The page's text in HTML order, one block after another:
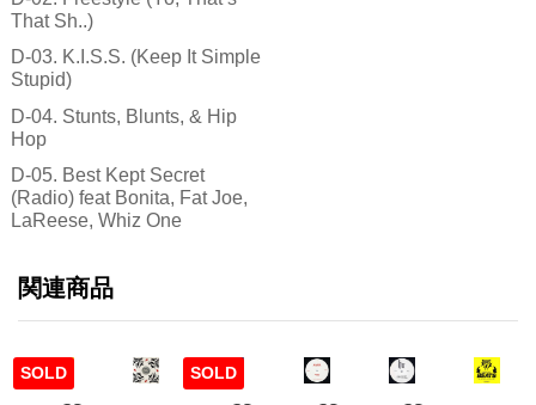
That Sh..)
D-03. K.I.S.S. (Keep It Simple
Stupid)
D-04. Stunts, Blunts, & Hip
Hop
D-05. Best Kept Secret
(Radio) feat Bonita, Fat Joe,
LaReese, Whiz One
関連商品
SOLD SOLD